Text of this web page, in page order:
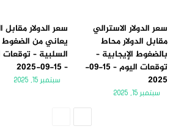
سعر الدولار الاسترالي
مقابل الدولار محاط
بالضغوط الإيجابية –
توقعات اليوم – 15-09-
2025
سبتمبر 15, 2025
سعر الدولار مقابل
يعاني من الضغوط
السلبية – توقعات
– 15-09-2025
سبتمبر 15, 2025